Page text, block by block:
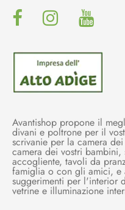
Avantishop propone il
divani e poltrone per il
scrivanie per la camera
camera dei vostri
accogliente, tavoli da
famiglia o con gli amici, e
suggerimenti per l'interior
vetrine e illuminazione